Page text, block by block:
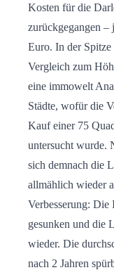
Kosten für die
zurückgegangen –
Euro. In der
Vergleich zum
eine immowelt
Städte, wofür die
Kauf einer 75
untersucht wurde.
sich demnach die
allmählich wieder
Verbesserung:
gesunken und die
wieder. Die
nach 2 Jahren